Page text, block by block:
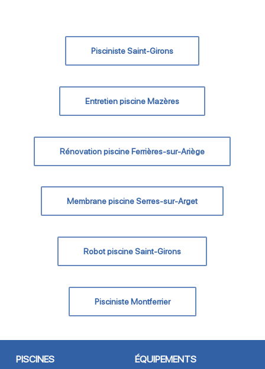
Pisciniste Saint-Girons
Entretien piscine Mazères
Rénovation piscine Ferrières-sur-Ariège
Membrane piscine Serres-sur-Arget
Robot piscine Saint-Girons
Pisciniste Montferrier
PISCINES ÉQUIPEMENTS